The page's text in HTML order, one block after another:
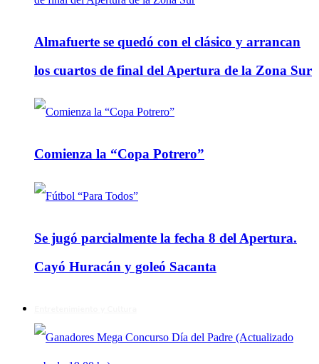
Almafuerte se quedó con el clásico y arrancan
los cuartos de final del Apertura de la Zona Sur
Comienza la “Copa Potrero”
Se jugó parcialmente la fecha 8 del Apertura.
Cayó Huracán y goleó Sacanta